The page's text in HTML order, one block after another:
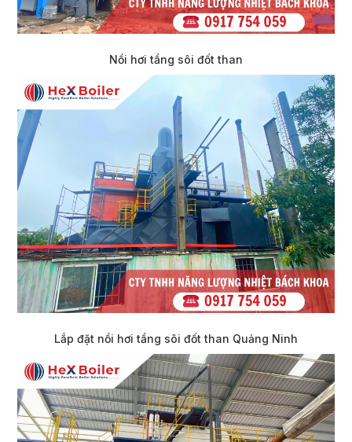
Nồi hơi tầng sôi đốt than
Lắp đặt nồi hơi tầng sôi đốt than Quảng Ninh​